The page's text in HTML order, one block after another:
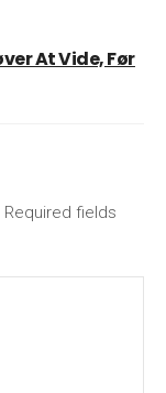
At Vide, Før
Required fields